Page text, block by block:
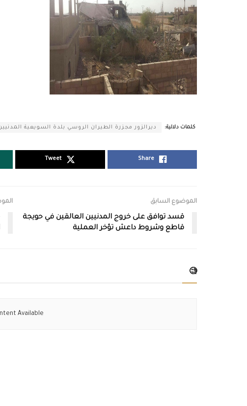
كلمات دلالية: ديرالزور مجزرة الطيران الروسي بلدة السويعية
Share
Tweet
الموضوع السابق
قسد توافق على خروج المدنيين العالقين في حويجة
قاطع وشروط داعش تؤخر العملية
🧐
Available